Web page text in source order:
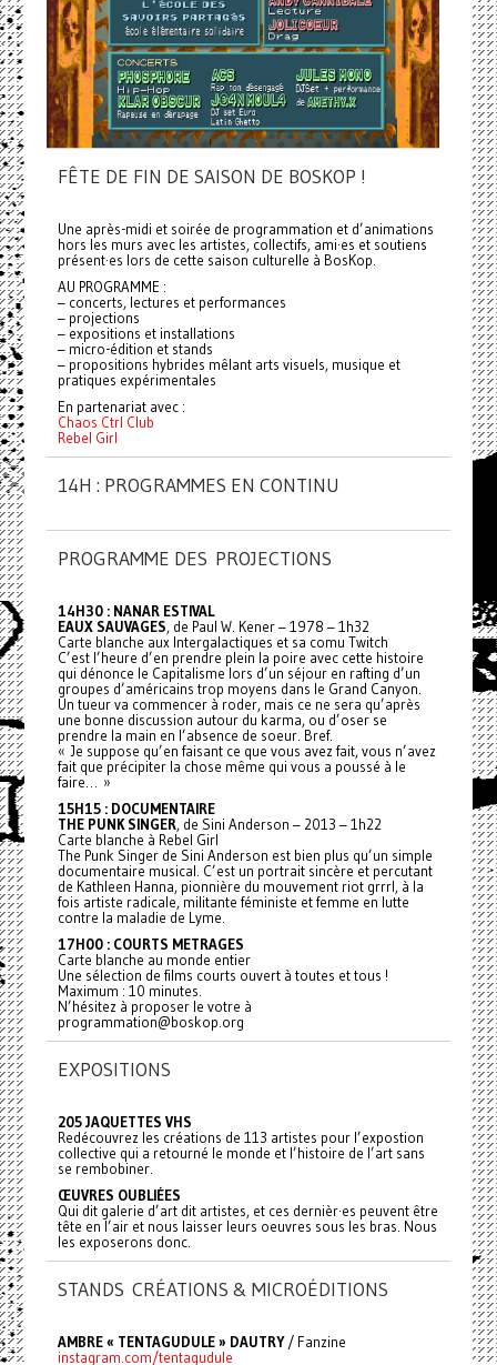
FÊTE DE FIN DE SAISON DE BOSKOP !
Une après-midi et soirée de programmation et d’animations
hors les murs avec les artistes, collectifs, ami·es et soutiens
présent·es lors de cette saison culturelle à BosKop.
AU PROGRAMME :
– concerts, lectures et performances
– projections
– expositions et installations
– micro-édition et stands
– propositions hybrides mêlant arts visuels, musique et
pratiques expérimentales
En partenariat avec :
Chaos Ctrl Club
Rebel Girl
14H : PROGRAMMES EN CONTINU
PROGRAMME DES PROJECTIONS
14H30 : NANAR ESTIVAL
EAUX SAUVAGES, de Paul W. Kener – 1978 – 1h32
Carte blanche aux Intergalactiques et sa comu Twitch
C’est l’heure d’en prendre plein la poire avec cette histoire
qui dénonce le Capitalisme lors d’un séjour en rafting d’un
groupes d’américains trop moyens dans le Grand Canyon.
Un tueur va commencer à roder, mais ce ne sera qu’après
une bonne discussion autour du karma, ou d’oser se
prendre la main en l’absence de soeur. Bref.
« Je suppose qu’en faisant ce que vous avez fait, vous n’avez
fait que précipiter la chose même qui vous a poussé à le
faire… »
15H15 : DOCUMENTAIRE
THE PUNK SINGER, de Sini Anderson – 2013 – 1h22
Carte blanche à Rebel Girl
The Punk Singer de Sini Anderson est bien plus qu’un simple
documentaire musical. C’est un portrait sincère et percutant
de Kathleen Hanna, pionnière du mouvement riot grrrl, à la
fois artiste radicale, militante féministe et femme en lutte
contre la maladie de Lyme.
17H00 : COURTS METRAGES
Carte blanche au monde entier
Une sélection de films courts ouvert à toutes et tous !
Maximum : 10 minutes.
N’hésitez à proposer le votre à
programmation@boskop.org
EXPOSITIONS
205 JAQUETTES VHS
Redécouvrez les créations de 113 artistes pour l’expostion
collective qui a retourné le monde et l’histoire de l’art sans
se rembobiner.
ŒUVRES OUBLIÉES
Qui dit galerie d’art dit artistes, et ces dernièr·es peuvent être
tête en l’air et nous laisser leurs oeuvres sous les bras. Nous
les exposerons donc.
STANDS CRÉATIONS & MICROÉDITIONS
AMBRE « TENTAGUDULE » DAUTRY/ Fanzine
instagram.com/tentagudule